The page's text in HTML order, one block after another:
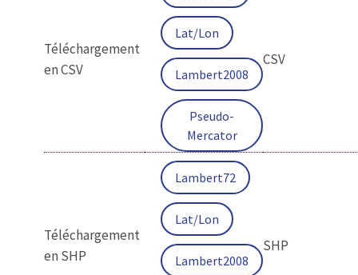
Téléchargement
en CSV
Lat/Lon
Lambert2008
Pseudo-
Mercator
CSV
Téléchargement
en SHP
Lambert72
Lat/Lon
Lambert2008
SHP